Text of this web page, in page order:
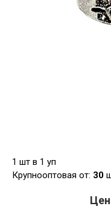
1 шт в 1 уп
Крупнооптовая от: 30